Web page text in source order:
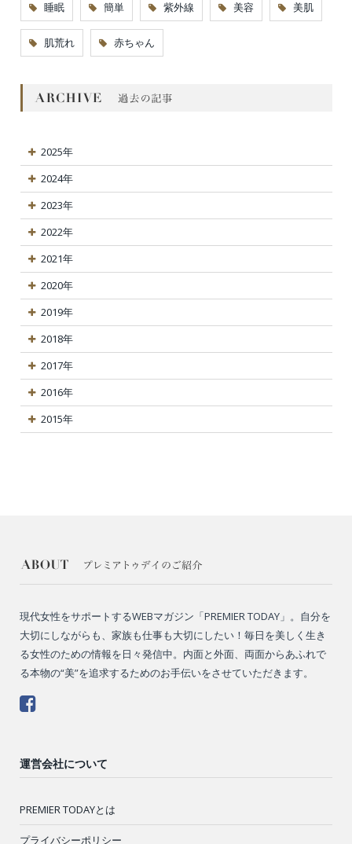
睡眠 簡単 紫外線 美容 美肌
肌荒れ 赤ちゃん
2025年
2024年
2023年
2022年
2021年
2020年
2019年
2018年
2017年
2016年
2015年
現代女性をサポートするWEBマガジン「PREMIER TODAY」。自分を
大切にしながらも、家族も仕事も大切にしたい！毎日を美しく生き
る女性のための情報を日々発信中。内面と外面、両面からあふれで
る本物の“美”を追求するためのお手伝いをさせていただきます。
運営会社について
PREMIER TODAYとは
プライバシーポリシー